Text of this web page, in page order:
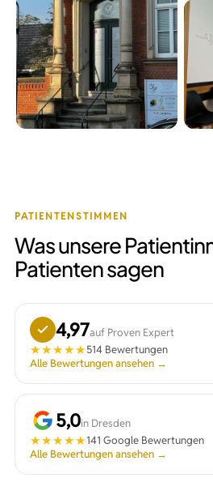
PATIENTENSTIMMEN
Was unsere
Patienten sagen
4,97auf Proven Expert
★★★★★514 Bewertungen
Alle Bewertungen ansehen →
5,0in Dresden
★★★★★141 Google Bewertungen
Alle Bewertungen ansehen →